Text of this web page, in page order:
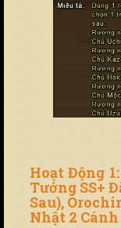
Hoạt Động
Tướng SS+
Sau),
Nhật 2